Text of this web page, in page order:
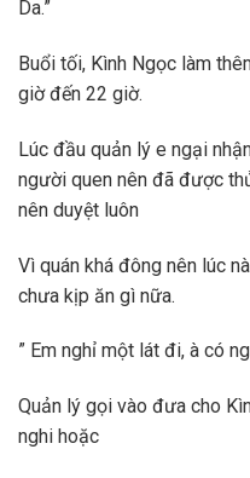
Da.”
Buổi tối, Kình Ngọc làm
giờ đến 22 giờ.
Lúc đầu quản lý e ngại
người quen nên đã được
nên duyệt luôn
Vì quán khá đông nên lúc
chưa kịp ăn gì nữa.
” Em nghỉ một lát đi, à có
Quản lý gọi vào đưa cho
nghi hoặc